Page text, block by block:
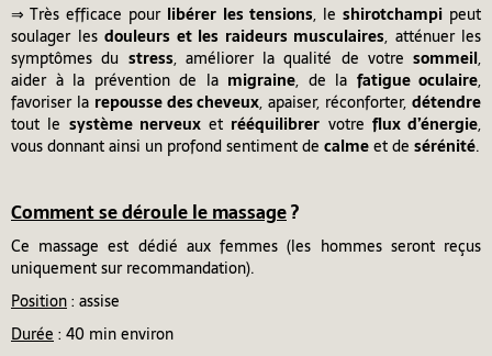
⇒ Très efficace pour libérer les tensions, le shirotchampipeut
soulager les douleurs et les raideurs musculaires, atténuer les
symptômes du stress, améliorer la qualité de votre sommeil,
aider à la prévention de la migraine, de la fatigue oculaire,
favoriser la repousse des cheveux, apaiser, réconforter,détendre
tout le système nerveuxet rééquilibrer votre flux d’énergie,
vous donnant ainsi un profond sentiment de calmeet de sérénité.
Comment se déroule le massage?
Ce massage est dédié aux femmes (les hommes seront reçus
uniquement sur recommandation).
Position: assise
Durée : 40 min environ